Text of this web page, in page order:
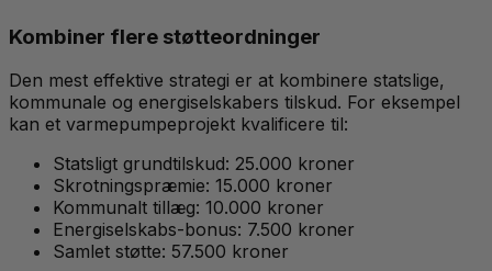
Kombiner flere støtteordninger
Den mest effektive strategi er at kombinere statslige,
kommunale og energiselskabers tilskud. For eksempel
kan et varmepumpeprojekt kvalificere til:
Statsligt grundtilskud: 25.000 kroner
Skrotningspræmie: 15.000 kroner
Kommunalt tillæg: 10.000 kroner
Energiselskabs-bonus: 7.500 kroner
Samlet støtte: 57.500 kroner